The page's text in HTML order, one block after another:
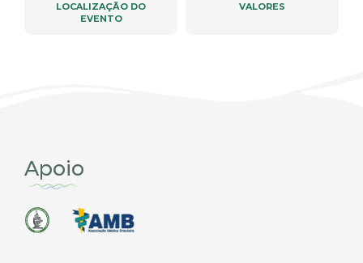
LOCALIZAÇÃO DO
EVENTO
VALORES
Apoio